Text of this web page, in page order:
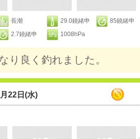
長潮 29.0鐃緒申
85鐃緒申
2.7鐃緒申 1008hPa
り良く釣れました。
22日(水)